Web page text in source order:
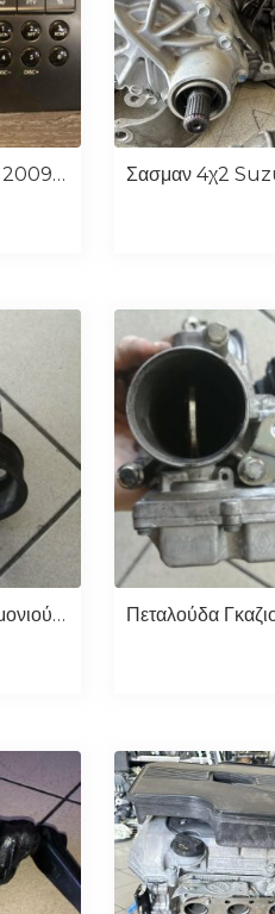
Ραδιοcd Suzuki Sx4 2009-2013 Κωδ. 339101-79j0
Αντλία Υδραυλικού Τιμονιού Suzuki Grand Vitara 1.9 F9Q